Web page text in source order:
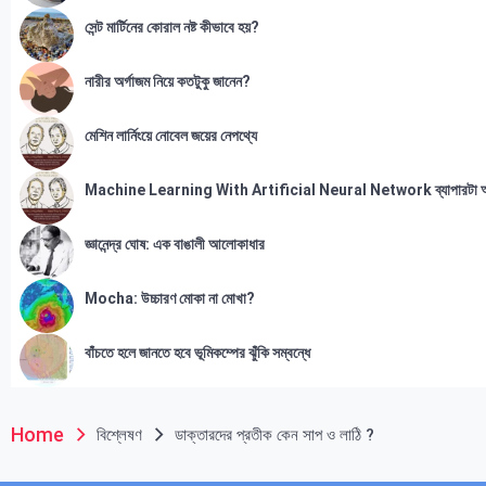
সেন্ট মার্টিনের কোরাল নষ্ট কীভাবে হয়?
নারীর অর্গাজম নিয়ে কতটুকু জানেন?
মেশিন লার্নিংয়ে নোবেল জয়ের নেপথ্যে
Machine Learning With Artificial Neural Network ব্যাপারটা
জ্ঞানেন্দ্র ঘোষ: এক বাঙালী আলোকাধার
Mocha: উচ্চারণ মোকা না মোখা?
বাঁচতে হলে জানতে হবে ভূমিকম্পের ঝুঁকি সম্বন্ধে
Home বিশ্লেষণ ডাক্তারদের প্রতীক কেন সাপ ও লাঠি ?